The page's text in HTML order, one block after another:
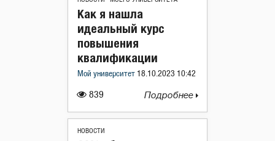
839
Как я нашла
идеальный курс
повышения
квалификации
Мой университет 18.10.2023 10:42
Подробнее
НОВОСТИ